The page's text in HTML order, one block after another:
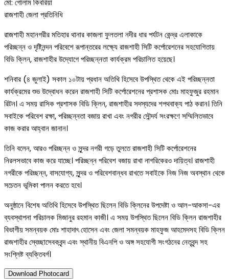
মো: গোলাম কিবরিয়া
রাজশাহী জেলা প্রতিনিধি
রাজশাহী মহানগরীর মতিহার থানার কাজলা ফুলতলা নদীর ধার পর্যটন কেন্দ্র এলাকাকে
পরিচ্ছন্ন ও দৃষ্টিনন্দন পরিবেশে রূপান্তরের লক্ষ্যে রাজশাহী সিটি কর্পোরেশনের সহযোগিতায়
বিডি ক্লিন, রাজশাহীর উদ্যোগে পরিচ্ছন্নতা কার্যক্রম পরিচালিত হয়েছে।
শনিবার (৪ জুলাই) সকাল ১০টায় প্রধান অতিথি হিসেবে উপস্থিত থেকে এই পরিচ্ছন্নতা
কার্যক্রমের শুভ উদ্বোধন করেন রাজশাহী সিটি কর্পোরেশনের প্রশাসক মোঃ মাহফুজুর রহমান
রিটন। এ সময় রাসিক প্রশাসক বিডি ক্লিন, রাজশাহীর সদস্যদের শপথবাক্য পাঠ করান। তিনি
সবাইকে পরিবেশ রক্ষা, পরিচ্ছন্নতা বজায় রাখা এবং নগরীর সৌন্দর্য সংরক্ষণে সম্মিলিতভাবে
কাজ করার আহ্বান জানান।
তিনি বলেন, আরও পরিচ্ছন্ন ও সুন্দর নগরী গড়ে তুলতে রাজশাহী সিটি কর্পোরেশনের
নিরলসভাবে কাজ করে যাচ্ছে। পরিচ্ছন্ন পরিবেশ বজায় রাখা নাগরিকেরও দায়িত্ব। রাজশাহী
নগরীকে পরিচ্ছন্ন, বাসযোগ্য, সুন্দর ও পরিবেশবান্ধব রাখতে সবাইকে নিজ নিজ অবস্থান থেকে
সচেতন ভূমিকা পালন করতে হবে।
অনুষ্ঠানে বিশেষ অতিথি হিসেবে উপস্থিত ছিলেন বিডি ক্লিনের উপদেষ্টা ও আল-আকসা-এর
ব্যবস্থাপনা পরিচালক মিজানুর রহমান কাজী। এ সময় উপস্থিত ছিলেন বিডি ক্লিন রাজশাহীর
বিভাগীয় সমন্বয়ক মোঃ শাহাদাৎ হোসেন এবং জেলা সমন্বয়ক মাহফুজ আহমেদসহ বিডি ক্লিন
রাজশাহীর স্বেচ্ছাসেবকবৃন্দ এবং স্থানীয় বিএনপি ও অঙ্গ সহযোগী সংগঠনের নেতৃবৃন্দ সহ
সংশ্লিষ্ট ব্যক্তিবর্গ।
Download Photocard